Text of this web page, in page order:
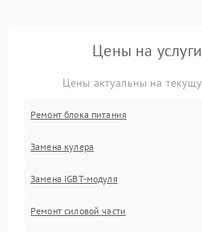
Цены на
Цены актуальны на
Ремонт блока питания
Замена кулера
Замена IGBT-модуля
Ремонт силовой части